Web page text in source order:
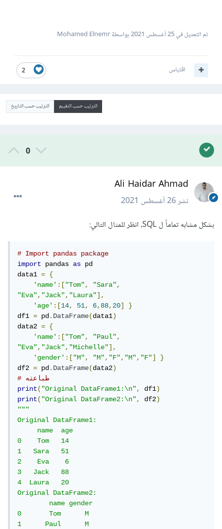
تم التعديل في25 أغسطس 2021 بواسطة Mohamed Elnemr
2 اقتباس
الترتيب حسب التقييم الترتيب حسب التاريخ
0
Ali Haidar Ahmad
نشر26 أغسطس 2021
بشكل مشابه تماماً ل SQL، انظر للمثال التالي:
# Import pandas package
import
pandas as pd
data1 =
{
'name':["Tom", "Sara",
"Eva","Jack","Laura"],
'age':[14, 51, 6,88,20]
}
df1 = pd.DataFrame(data1)
data2 =
{
'name':["Tom", "Paul",
"Eva","Jack","Michelle"],
'gender':["M", "M","F","M","F"]
}
df2 = pd.DataFrame(data2)
# طباعته
print("Original DataFrame1:\n", df1)
print("Original DataFrame2:\n", df2)
"""
Original DataFrame1:
     name  age
0    Tom   14
1   Sara   51
2    Eva    6
3   Jack   88
4  Laura   20
Original DataFrame2:
        name gender
0       Tom      M
1      Paul      M